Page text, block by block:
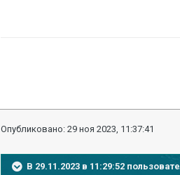
Опубликовано:29 ноя 2023, 11:37:41
В 29.11.2023 в 11:29:52